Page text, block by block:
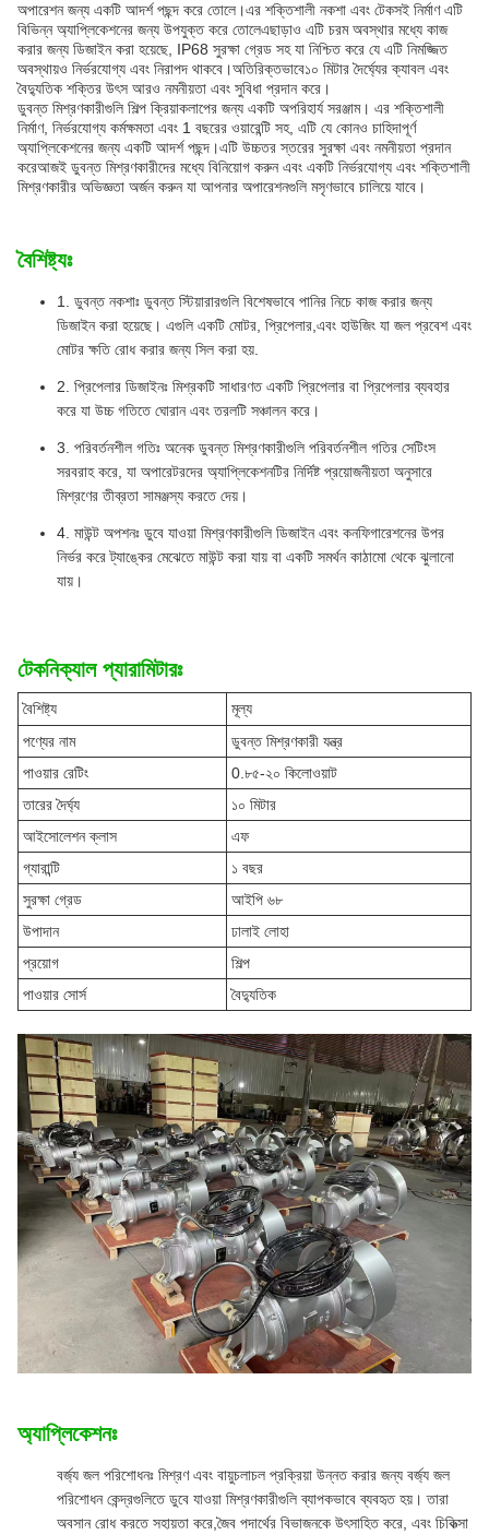
অপারেশন জন্য একটি আদর্শ পছন্দ করে তোলে।এর শক্তিশালী নকশা এবং টেকসই নির্মাণ এটি
বিভিন্ন অ্যাপ্লিকেশনের জন্য উপযুক্ত করে তোলেএছাড়াও এটি চরম অবস্থার মধ্যে কাজ
করার জন্য ডিজাইন করা হয়েছে, IP68 সুরক্ষা গ্রেড সহ যা নিশ্চিত করে যে এটি নিমজ্জিত
অবস্থায়ও নির্ভরযোগ্য এবং নিরাপদ থাকবে।অতিরিক্তভাবে১০ মিটার দৈর্ঘ্যের ক্যাবল এবং
বৈদ্যুতিক শক্তির উৎস আরও নমনীয়তা এবং সুবিধা প্রদান করে।
ডুবন্ত মিশ্রণকারীগুলি শিল্প ক্রিয়াকলাপের জন্য একটি অপরিহার্য সরঞ্জাম। এর শক্তিশালী
নির্মাণ, নির্ভরযোগ্য কর্মক্ষমতা এবং 1 বছরের ওয়ারেন্টি সহ, এটি যে কোনও চাহিদাপূর্ণ
অ্যাপ্লিকেশনের জন্য একটি আদর্শ পছন্দ।এটি উচ্চতর স্তরের সুরক্ষা এবং নমনীয়তা প্রদান
করেআজই ডুবন্ত মিশ্রণকারীদের মধ্যে বিনিয়োগ করুন এবং একটি নির্ভরযোগ্য এবং শক্তিশালী
মিশ্রণকারীর অভিজ্ঞতা অর্জন করুন যা আপনার অপারেশনগুলি মসৃণভাবে চালিয়ে যাবে।
বৈশিষ্ট্যঃ
1. ডুবন্ত নকশাঃ ডুবন্ত স্টিয়ারারগুলি বিশেষভাবে পানির নিচে কাজ করার জন্য
ডিজাইন করা হয়েছে। এগুলি একটি মোটর, প্রিপেলার,এবং হাউজিং যা জল প্রবেশ এবং
মোটর ক্ষতি রোধ করার জন্য সিল করা হয়.
2. প্রিপেলার ডিজাইনঃ মিশ্রকটি সাধারণত একটি প্রিপেলার বা প্রিপেলার ব্যবহার
করে যা উচ্চ গতিতে ঘোরান এবং তরলটি সঞ্চালন করে।
3. পরিবর্তনশীল গতিঃ অনেক ডুবন্ত মিশ্রণকারীগুলি পরিবর্তনশীল গতির সেটিংস
সরবরাহ করে, যা অপারেটরদের অ্যাপ্লিকেশনটির নির্দিষ্ট প্রয়োজনীয়তা অনুসারে
মিশ্রণের তীব্রতা সামঞ্জস্য করতে দেয়।
4. মাউন্ট অপশনঃ ডুবে যাওয়া মিশ্রণকারীগুলি ডিজাইন এবং কনফিগারেশনের উপর
নির্ভর করে ট্যাঙ্কের মেঝেতে মাউন্ট করা যায় বা একটি সমর্থন কাঠামো থেকে ঝুলানো
যায়।
টেকনিক্যাল প্যারামিটারঃ
বৈশিষ্ট্য
মূল্য
পণ্যের নাম
ডুবন্ত মিশ্রণকারী যন্ত্র
পাওয়ার রেটিং
0.৮৫-২০ কিলোওয়াট
তারের দৈর্ঘ্য
১০ মিটার
আইসোলেশন ক্লাস
এফ
গ্যারান্টি
১ বছর
সুরক্ষা গ্রেড
আইপি ৬৮
উপাদান
ঢালাই লোহা
প্রয়োগ
শিল্প
পাওয়ার সোর্স
বৈদ্যুতিক
অ্যাপ্লিকেশনঃ
বর্জ্য জল পরিশোধনঃ মিশ্রণ এবং বায়ুচলাচল প্রক্রিয়া উন্নত করার জন্য বর্জ্য জল
পরিশোধন কেন্দ্রগুলিতে ডুবে যাওয়া মিশ্রণকারীগুলি ব্যাপকভাবে ব্যবহৃত হয়। তারা
অবসান রোধ করতে সহায়তা করে,জৈব পদার্থের বিভাজনকে উৎসাহিত করে, এবং চিকিত্সা